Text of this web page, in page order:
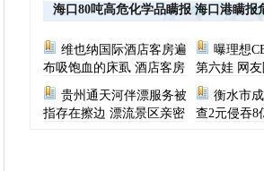
海口80吨高危化学品瞒报 海口港瞒报
维也纳国际酒店客房遍
布吸饱血的床虱 酒店客房
有虫员工反怪顾客不查
曝理想
第六娃 网
想CEO一家
贵州通天河伴漂服务被
指存在擦边 漂流景区亲密
衡水市
查2元侵吞8